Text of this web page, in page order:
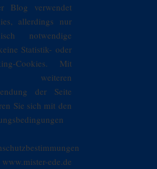
Blog verwendet
allerdings nur
notwendige
Statistik- oder
Cookies. Mit
weiteren
der Seite
Sie sich mit den
ede.de